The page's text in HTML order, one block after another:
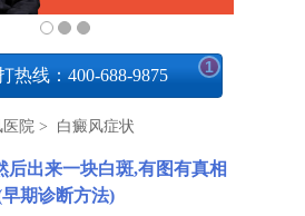
热线：400-688-9875 1
院 > 白癜风症状
后出来一块白斑,有图有真相
期诊断方法)